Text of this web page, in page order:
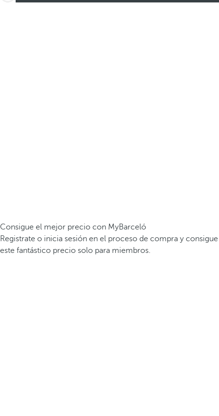
Consigue el mejor precio con MyBarceló
Registrate o inicia sesión en el proceso de compra y consigue
este fantástico precio solo para miembros.